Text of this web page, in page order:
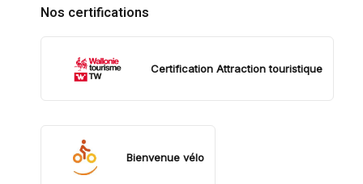
Nos certifications
Certification Attraction touristique
Bienvenue vélo